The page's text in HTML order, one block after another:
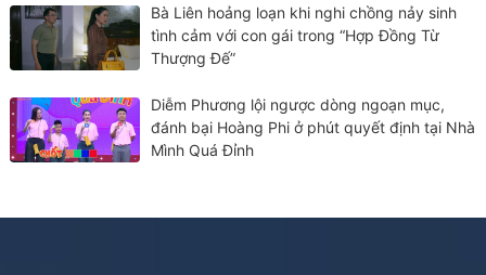
Bà Liên hoảng loạn khi nghi chồng nảy sinh
tình cảm với con gái trong “Hợp Đồng Từ
Thượng Đế”
Diễm Phương lội ngược dòng ngoạn mục,
đánh bại Hoàng Phi ở phút quyết định tại Nhà
Mình Quá Đỉnh